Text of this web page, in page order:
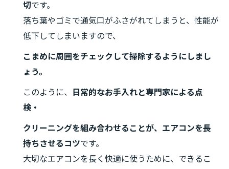
切です。
落ち葉やゴミで通気口がふさがれてしまうと、性能が
低下してしまいますので、
こまめに周囲をチェックして掃除するようにしまし
ょう。
このように、
日常的なお手入れと専門家による点
検・
クリーニングを組み合わせることが、エアコンを長
持ちさせるコツです。
大切なエアコンを長く快適に使うために、できるこ